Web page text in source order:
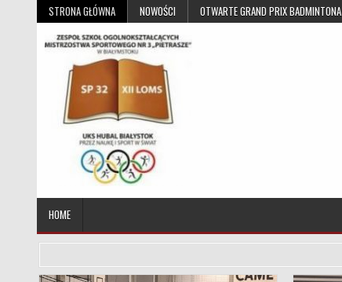
Skip to contentSTRONA GŁÓWNA NOWOŚCI OTWARTE GRAND PRIX BADMINTONA
UKS Hubal Białystok
HOME